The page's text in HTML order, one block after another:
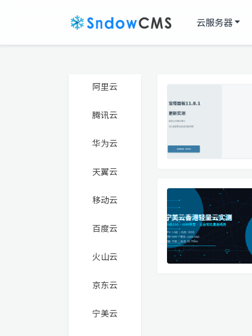
云服务器
阿里云
腾讯云
华为云
天翼云
移动云
百度云
火山云
京东云
宁美云